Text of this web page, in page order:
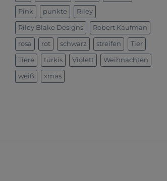
Pink punkte Riley
Riley Blake Designs Robert Kaufman
rosa rot schwarz streifen Tier
Tiere türkis Violett Weihnachten
weiß xmas